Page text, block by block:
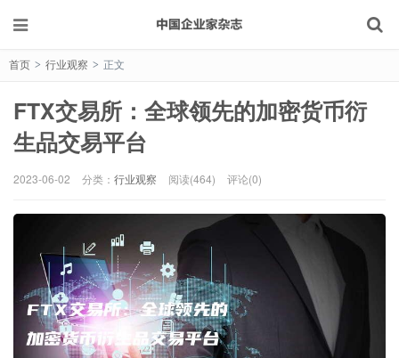
首页 > 行业观察 > 正文
FTX交易所：全球领先的加密货币衍
生品交易平台
2023-06-02 分类： 行业观察 阅读(464) 评论(0)